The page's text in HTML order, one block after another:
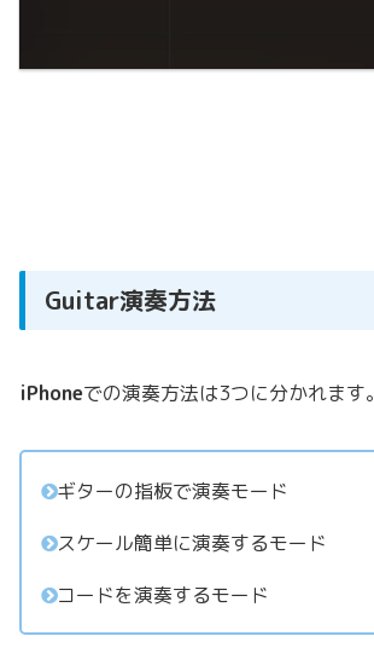
Guitar演奏方法
iPhoneでの演奏方法は3つに分かれます。
ギターの指板で演奏モード
スケール簡単に演奏するモード
コードを演奏するモード